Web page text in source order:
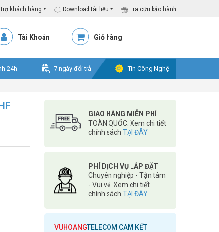
khách hàng Download tài liệu Tra cứu bảo hành
Tài Khoản Giỏ hàng
24h 7 ngày đổi trả Tin Công Nghệ
GIAO HÀNG MIỄN PHÍ
TOÀN QUỐC. Xem chi tiết
chính sách TẠI ĐÂY
PHÍ DỊCH VỤ LẮP ĐẶT
Chuyên nghiệp - Tận tâm
- Vui vẻ. Xem chi tiết
chính sách TẠI ĐÂY
VUHOANGTELECOM CAM KẾT